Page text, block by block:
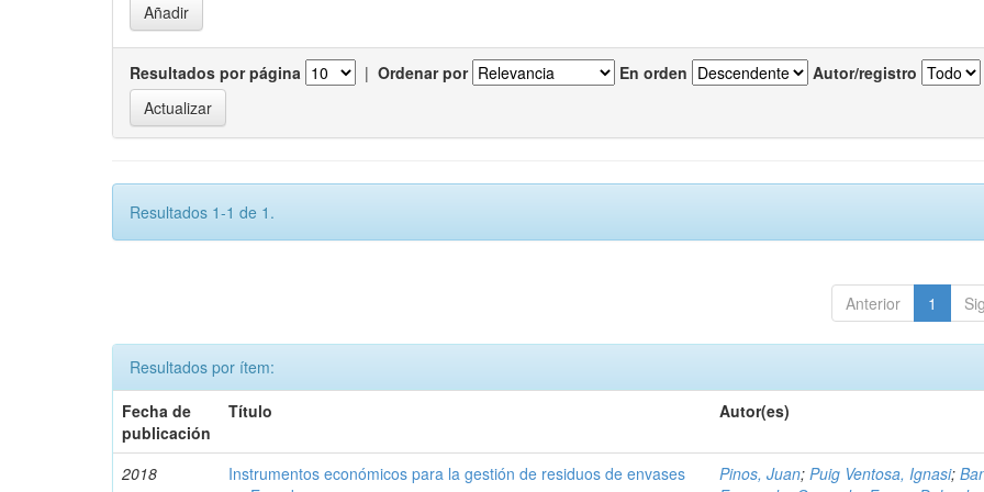
Resultados por página | Ordenar por En orden Autor/registro
Resultados 1-1 de 1.
Anterior 1
Resultados por ítem:
Fecha de
publicación
Título Autor(es)
2018
Instrumentos económicos para la gestión de residuos de envases
Pinos, Juan;Puig Ventosa, Ignasi;